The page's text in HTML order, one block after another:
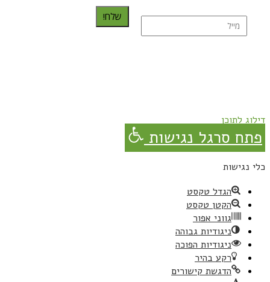
שלח!
דילוג לתוכן
פתח סרגל נגישות
כלי נגישות
הגדל טקסט
הקטן טקסט
גווני אפור
ניגודיות גבוהה
ניגודיות הפוכה
רקע בהיר
הדגשת קישורים